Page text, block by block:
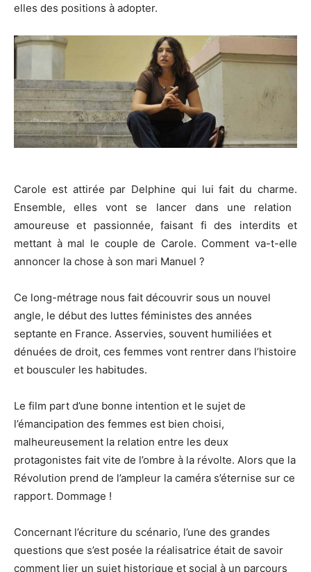
elles des positions à adopter.
Carole est attirée par Delphine qui lui fait du charme.
Ensemble, elles vont se lancer dans une relation
amoureuse et passionnée, faisant fi des interdits et
mettant à mal le couplede Carole. Comment va-t-elle
annoncer la chose à son mari Manuel ?
Ce long-métrage nous fait découvrir sous un nouvel
angle, le début des luttes féministes des années
septante en France. Asservies, souvent humiliées et
dénuées de droit, ces femmes vont rentrer dans l’histoire
et bousculer les habitudes.
Le film part d’une bonne intention et le sujet de
l’émancipation des femmes est bien choisi,
malheureusement la relation entre les deux
protagonistes fait vite de l’ombre à la révolte. Alors que la
Révolution prend de l’ampleur la caméra s’éternise sur ce
rapport. Dommage !
Concernant l’écriture du scénario, l’une des grandes
questions que s’est posée la réalisatrice était de savoir
comment lier un sujet historique et social à un parcours